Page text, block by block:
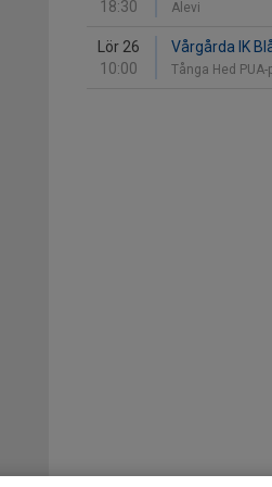
18:30
Alevi
Lör 26
10:00
Vårgårda IK
Tånga Hed PUA-